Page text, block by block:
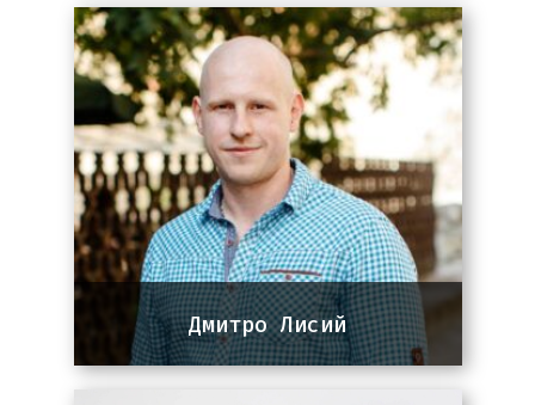
4+ роки досвіду роботи з сайтами
на різних CMS. Основна
спеціалізація: WordPress,
створення та підтримка сайтів,
робота з плагінами, оптимізація
під SEO.
Дмитро Лисий
Team lead команди PPC